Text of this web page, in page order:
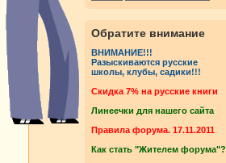
Обратите внимание
ВНИМАНИЕ!!!
Разыскиваются русские
школы, клубы, садики!!!
Cкидка 7% на русские книги
Линеечки для нашего сайта
Правила форума. 17.11.2011
Как стать "Жителем форума"?